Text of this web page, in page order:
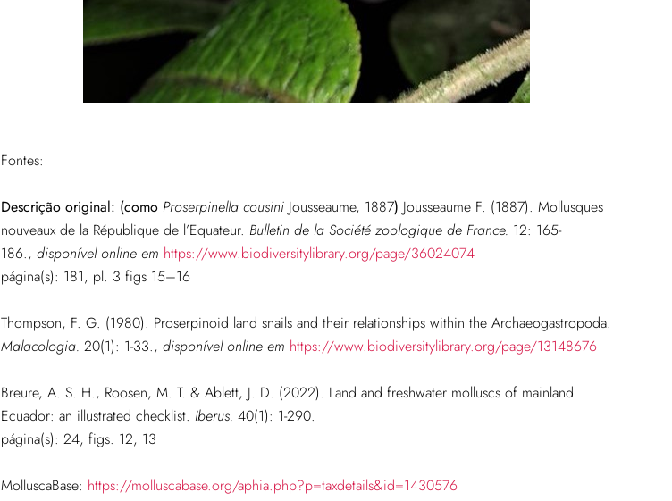
Fontes:
Descrição original: (como Proserpinella cousiniJousseaume, 1887) Jousseaume F. (1887). Mollusques
nouveaux de la République de l’Equateur. Bulletin de la Société zoologique de France. 12: 165-
186., disponível online em https://www.biodiversitylibrary.org/page/36024074
página(s): 181, pl. 3 figs 15–16
Thompson, F. G. (1980). Proserpinoid land snails and their relationships within the Archaeogastropoda.
Malacologia. 20(1): 1-33., disponível online em https://www.biodiversitylibrary.org/page/13148676
Breure, A. S. H., Roosen, M. T. & Ablett, J. D. (2022). Land and freshwater molluscs of mainland
Ecuador: an illustrated checklist. Iberus. 40(1): 1-290.
página(s): 24, figs. 12, 13
MolluscaBase: https://molluscabase.org/aphia.php?p=taxdetails&id=1430576